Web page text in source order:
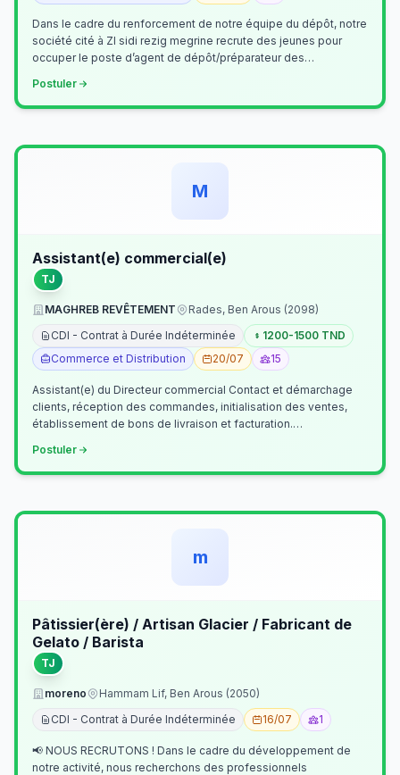
Dans le cadre du renforcement de notre équipe du dépôt, notre
société cité à ZI sidi rezig megrine recrute des jeunes pour
occuper le poste d’agent de dépôt/préparateur des
Postuler
M
Assistant(e) commercial(e)
TJ
MAGHREB REVÊTEMENT
Rades, Ben Arous (2098)
CDI - Contrat à Durée Indéterminée
1200-1500 TND
Commerce et Distribution
20/07 15
Assistant(e) du Directeur commercial Contact et démarchage
clients, réception des commandes, initialisation des ventes,
établissement de bons de livraison et facturation.
Postuler
m
Pâtissier(ère) / Artisan Glacier / Fabricant de
Gelato / Barista
TJ
moreno
Hammam Lif, Ben Arous (2050)
CDI - Contrat à Durée Indéterminée
16/07 1
📢 NOUS RECRUTONS ! Dans le cadre du développement de
notre activité, nous recherchons des professionnels